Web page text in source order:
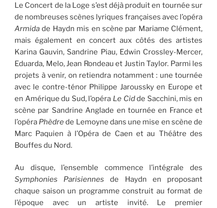
Le Concert de la Loge s’est déjà produit en tournée sur
de nombreuses scènes lyriques françaises avec l’opéra
Armida de Haydn mis en scène par Mariame Clément,
mais également en concert aux côtés des artistes
Karina Gauvin, Sandrine Piau, Edwin Crossley-Mercer,
Eduarda, Melo, Jean Rondeau et Justin Taylor. Parmi les
projets à venir, on retiendra notamment : une tournée
avec le contre-ténor Philippe Jaroussky en Europe et
en Amérique du Sud, l’opéra Le Cidde Sacchini, mis en
scène par Sandrine Anglade en tournée en France et
l’opéra Phèdrede Lemoyne dans une mise en scène de
Marc Paquien à l’Opéra de Caen et au Théâtre des
Bouffes du Nord.
Au disque, l’ensemble commence l’intégrale des
Symphonies Parisiennesde Haydn en proposant
chaque saison un programme construit au format de
l’époque avec un artiste invité. Le premier